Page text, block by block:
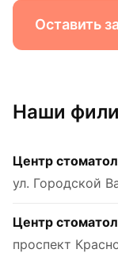
Оставить
Наши
Центр
ул. Городской
Центр
проспект